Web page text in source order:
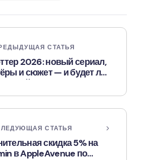
СТАТЬЯ
2026: новый сериал,
и сюжет — и будет ли
новый фильм?
СТАТЬЯ
скидка 5% на
в AppleAvenue по